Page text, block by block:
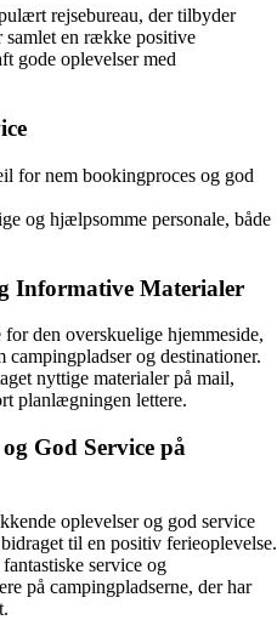
rejsebureau, der tilbyder
en række positive
gode oplevelser med
for nem bookingproces og god
og hjælpsomme personale, både
Informative Materialer
den overskuelige hjemmeside,
og destinationer.
nyttige materialer på mail,
planlægningen lettere.
God Service på
oplevelser og god service
til en positiv ferieoplevelse.
service og
på campingpladserne, der har